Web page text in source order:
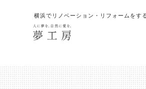
横浜でリノベーション・リフォームをす